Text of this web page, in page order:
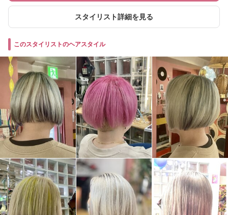
スタイリスト詳細を見る
このスタイリストのヘアスタイル